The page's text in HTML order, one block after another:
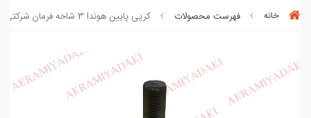
خانه فهرست محصولات کرپی پایین هوندا 3 شاخه فرمان شرکتی 4589362